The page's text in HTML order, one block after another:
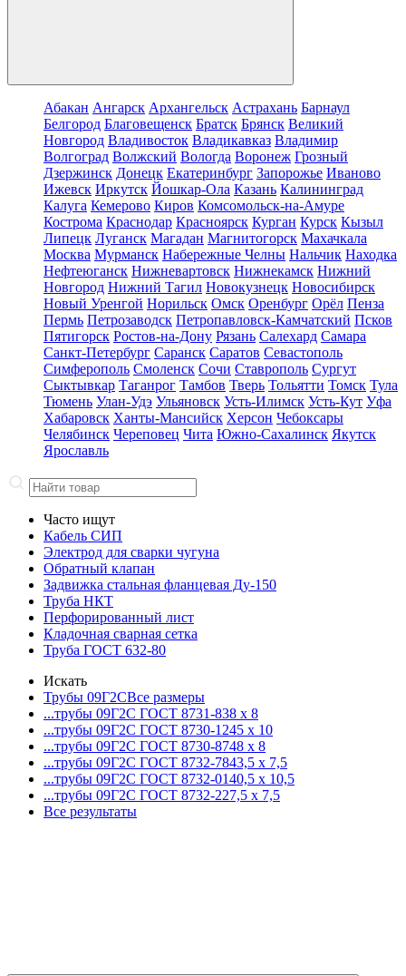
Абакан Ангарск Архангельск Астрахань Барнаул
Белгород Благовещенск Братск Брянск Великий
Новгород Владивосток Владикавказ Владимир
Волгоград Волжский Вологда Воронеж Грозный
Дзержинск Донецк Екатеринбург Запорожье Иваново
Ижевск Иркутск Йошкар-Ола Казань Калининград
Калуга Кемерово Киров Комсомольск-на-Амуре
Кострома Краснодар Красноярск Курган Курск Кызыл
Липецк Луганск Магадан Магнитогорск Махачкала
Москва Мурманск Набережные Челны Нальчик Находка
Нефтеюганск Нижневартовск Нижнекамск Нижний
Новгород Нижний Тагил Новокузнецк Новосибирск
Новый Уренгой Норильск Омск Оренбург Орёл Пенза
Пермь Петрозаводск Петропавловск-Камчатский Псков
Пятигорск Ростов-на-Дону Рязань Салехард Самара
Санкт-Петербург Саранск Саратов Севастополь
Симферополь Смоленск Сочи Ставрополь Сургут
Сыктывкар Таганрог Тамбов Тверь Тольятти Томск Тула
Тюмень Улан-Удэ Ульяновск Усть-Илимск Усть-Кут Уфа
Хабаровск Ханты-Мансийск Херсон Чебоксары
Челябинск Череповец Чита Южно-Сахалинск Якутск
Ярославль
Часто ищут
Кабель СИП
Электрод для сварки чугуна
Обратный клапан
Задвижка стальная фланцевая Ду-150
Труба НКТ
Перфорированный лист
Кладочная сварная сетка
Труба ГОСТ 632-80
Искать
Трубы 09Г2СВсе размеры
...трубы 09Г2С ГОСТ 8731-838 x 8
...трубы 09Г2С ГОСТ 8730-1245 x 10
...трубы 09Г2С ГОСТ 8730-8748 x 8
...трубы 09Г2С ГОСТ 8732-7843,5 x 7,5
...трубы 09Г2С ГОСТ 8732-0140,5 x 10,5
...трубы 09Г2С ГОСТ 8732-227,5 x 7,5
Все результаты